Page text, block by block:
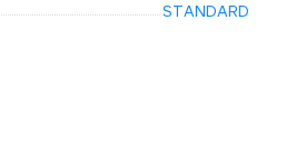
STANDARD